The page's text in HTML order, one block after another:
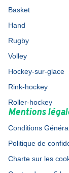
Basket
Hand
Rugby
Volley
Hockey-sur-glace
Rink-hockey
Roller-hockey
Mentions
Conditions
Politique de
Charte sur les